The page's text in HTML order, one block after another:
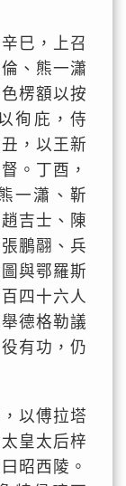
巳，上召
、熊一瀟
楞額以按
徇庇，侍
，以王新
。丁酉，
一瀟、靳
吉士、陳
鵬翮、兵
與鄂羅斯
四十六人
德格勒議
有功，仍
以傅拉塔
皇太后梓
昭西陵。